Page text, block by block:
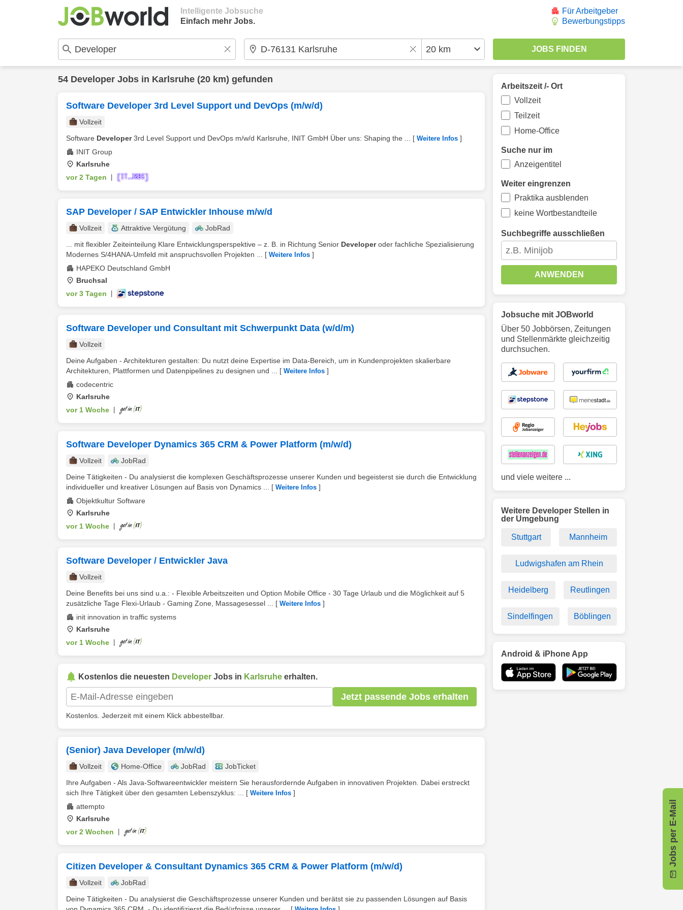
Intelligente Jobsuche
Einfach mehr Jobs.
Für Arbeitgeber
Bewerbungstipps
54 Developer Jobs in Karlsruhe (20 km) gefunden
Software Developer 3rd Level Support und DevOps (m/w/d)
Vollzeit
Software Developer3rd Level Support und DevOps m/w/d Karlsruhe, INIT GmbH Über uns: Shaping the ... [ Weitere Infos ]
INIT Group
Karlsruhe
vor 2 Tagen
SAP Developer / SAP Entwickler Inhouse m/w/d
Vollzeit Attraktive Vergütung
JobRad
... mit flexibler Zeiteinteilung Klare Entwicklungsperspektive – z. B. in Richtung Senior Developeroder fachliche Spezialisierung
Modernes S/4HANA-Umfeld mit anspruchsvollen Projekten ...
[ Weitere Infos ]
HAPEKO Deutschland GmbH
Bruchsal
vor 3 Tagen
Software Developer und Consultant mit Schwerpunkt Data (w/d/m)
Vollzeit
Deine Aufgaben - Architekturen gestalten: Du nutzt deine Expertise im Data-Bereich, um in Kundenprojekten skalierbare
Architekturen, Plattformen und Datenpipelines zu designen und ...
[ Weitere Infos ]
codecentric
Karlsruhe
vor 1 Woche
Software Developer Dynamics 365 CRM & Power Platform (m/w/d)
Vollzeit
JobRad
Deine Tätigkeiten - Du analysierst die komplexen Geschäftsprozesse unserer Kunden und begeisterst sie durch die Entwicklung
individueller und kreativer Lösungen auf Basis von Dynamics ...
[ Weitere Infos ]
Objektkultur Software
Karlsruhe
vor 1 Woche
Software Developer / Entwickler Java
Vollzeit
Deine Benefits bei uns sind u.a.: - Flexible Arbeitszeiten und Option Mobile Office - 30 Tage Urlaub und die Möglichkeit auf 5
zusätzliche Tage Flexi-Urlaub - Gaming Zone, Massagesessel ...
[ Weitere Infos ]
init innovation in traffic systems
Karlsruhe
vor 1 Woche
Kostenlos die neuesten Developer Jobs in Karlsruhe erhalten.
Jetzt passende Jobs erhalten
Kostenlos. Jederzeit mit einem Klick abbestellbar.
(Senior) Java Developer (m/w/d)
Vollzeit Home-Office JobRad
JobTicket
Ihre Aufgaben - Als Java-Softwareentwickler meistern Sie herausfordernde Aufgaben in innovativen Projekten. Dabei erstreckt
sich Ihre Tätigkeit über den gesamten Lebenszyklus: ...
[ Weitere Infos ]
attempto
Karlsruhe
vor 2 Wochen
Citizen Developer & Consultant Dynamics 365 CRM & Power Platform (m/w/d)
Vollzeit
JobRad
Deine Tätigkeiten - Du analysierst die Geschäftsprozesse unserer Kunden und berätst sie zu passenden Lösungen auf Basis
Jobs per E-Mail
Arbeitszeit /- Ort
Vollzeit
Teilzeit
Home-Office
Suche nur im
Anzeigentitel
Weiter eingrenzen
Praktika ausblenden
keine Wortbestandteile
Suchbegriffe ausschließen
ANWENDEN
Jobsuche mit JOBworld
Über 50 Jobbörsen, Zeitungen
und Stellenmärkte gleichzeitig
durchsuchen.
und viele weitere ...
Weitere Developer Stellen in
der Umgebung
Stuttgart Mannheim
Ludwigshafen am Rhein
Heidelberg Reutlingen
Sindelfingen Böblingen
Android & iPhone App